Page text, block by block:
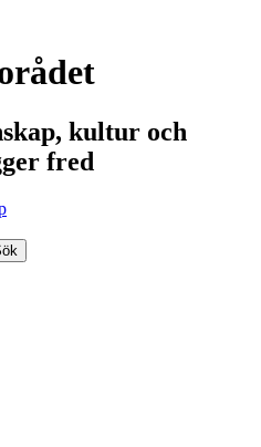
kultur och
fred